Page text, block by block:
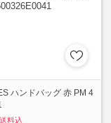
ハンドバッグ 赤 PM 4
送料込